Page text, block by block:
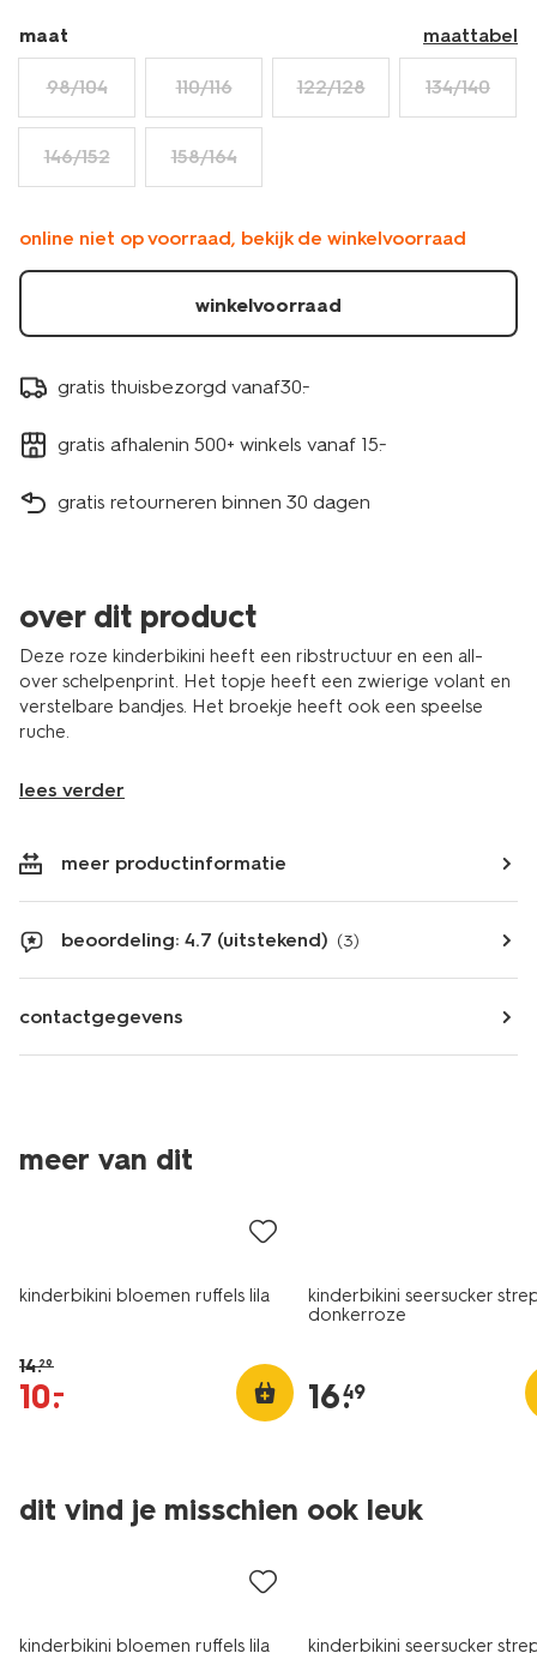
maat maattabel
98/104 110/116 122/128 134/140
146/152 158/164
online niet op voorraad, bekijk de winkelvoorraad
winkelvoorraad
gratis thuisbezorgd vanaf30.-
gratis afhalenin 500+ winkels vanaf 15.-
gratis retourneren binnen 30 dagen
over dit product
Deze roze kinderbikini heeft een ribstructuur en een all-
over schelpenprint. Het topje heeft een zwierige volant en
verstelbare bandjes. Het broekje heeft ook een speelse
ruche.
lees verder
meer productinformatie
beoordeling: 4.7 (uitstekend) (3)
contactgegevens
meer van dit
korting
kinderbikini bloemen ruffels lila
14.29
10.
–
kinderbikini seersucker
donkerroze
16.
49
dit vind je misschien ook leuk
korting
kinderbikini bloemen ruffels lila kinderbikini seersucker